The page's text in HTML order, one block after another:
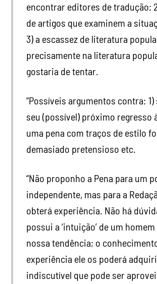
encontrar editores de tradução;
de artigos que examinem a
3) a escassez de literatura
precisamente na literatura
gostaria de tentar.
“Possíveis argumentos contra: 1)
seu (possível) próximo regresso
uma pena com traços de estilo
demasiado pretensioso etc.
“Não proponho a Pena para um
independente, mas para a
obterá experiência. Não há
possui a ‘intuição’ de um
nossa tendência; o
experiência ele os poderá
indiscutível que pode ser